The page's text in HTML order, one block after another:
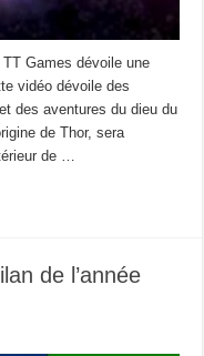
Games dévoile une
vidéo dévoile des
des aventures du dieu du
de Thor, sera
de …
de l’année